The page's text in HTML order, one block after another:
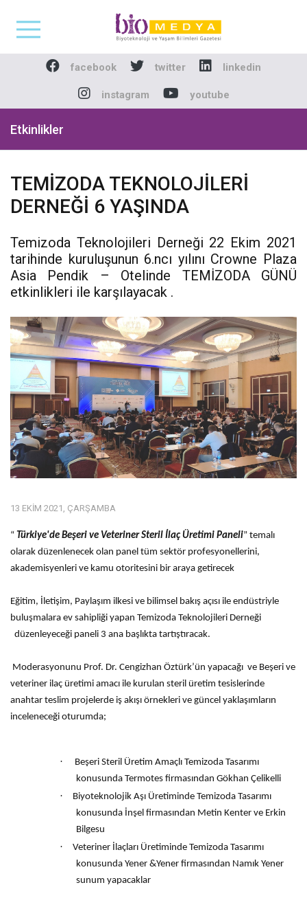
Biomedya -
facebook twitter linkedin
instagram youtube
Etkinlikler
TEMİZODA TEKNOLOJİLERİ
DERNEĞİ 6 YAŞINDA
Temizoda Teknolojileri Derneği 22 Ekim 2021
tarihinde kuruluşunun 6.ncı yılını Crowne Plaza
Asia Pendik – Otelinde TEMİZODA GÜNÜ
etkinlikleri ile karşılayacak .
13 EKIM 2021, ÇARŞAMBA
“ Türkiye'de Beşeri ve Veteriner Steril İlaç Üretimi Paneli” temalı
olarak düzenlenecek olan panel tüm sektör profesyonellerini,
akademisyenleri ve kamu otoritesini bir araya getirecek
Eğitim, İletişim, Paylaşım ilkesi ve bilimsel bakış açısı ile endüstriyle
buluşmalara ev sahipliği yapan Temizoda Teknolojileri Derneği
düzenleyeceği paneli 3 ana başlıkta tartıştıracak.
Moderasyonunu Prof. Dr. Cengizhan Öztürk’ün yapacağı ve Beşeri ve
veteriner ilaç üretimi amacı ile kurulan steril üretim tesislerinde
anahtar teslim projelerde iş akışı örnekleri ve güncel yaklaşımların
inceleneceği oturumda;
·
Beşeri Steril Üretim Amaçlı Temizoda Tasarımı
konusunda Termotes firmasından Gökhan Çelikelli
·
Biyoteknolojik Aşı Üretiminde Temizoda Tasarımı
konusunda İnşel firmasından Metin Kenter ve Erkin
Bilgesu
·
Veteriner İlaçları Üretiminde Temizoda Tasarımı
konusunda Yener &Yener firmasından Namık Yener
sunum yapacaklar